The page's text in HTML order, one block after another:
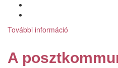
További információ
politikai
A